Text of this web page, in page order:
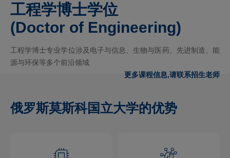
工程学博士学位
(Doctor of Engineering)
工程学博士专业学位涉及电子与信息、生物与医药、先进制造、能
源与环保等多个前沿领域
更多课程信息,请联系招生老师
俄罗斯莫斯科国立大学的优势